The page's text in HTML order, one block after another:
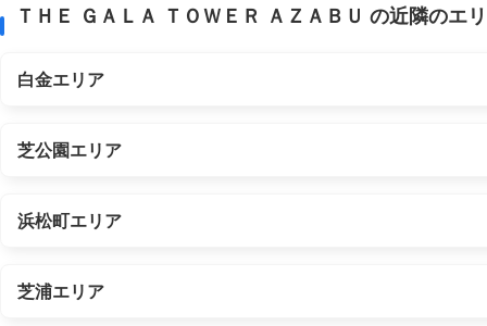
ＴＨＥ ＧＡＬＡ ＴＯＷＥＲ ＡＺＡＢＵ の近隣のエ
白金エリア
芝公園エリア
浜松町エリア
芝浦エリア